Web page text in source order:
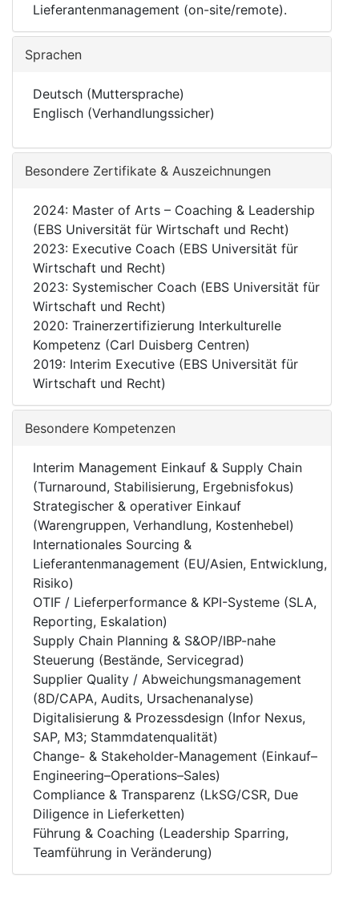
Lieferantenmanagement (on-site/remote).
Sprachen
Deutsch (Muttersprache)
Englisch (Verhandlungssicher)
Besondere Zertifikate & Auszeichnungen
2024: Master of Arts – Coaching & Leadership
(EBS Universität für Wirtschaft und Recht)
2023: Executive Coach (EBS Universität für
Wirtschaft und Recht)
2023: Systemischer Coach (EBS Universität für
Wirtschaft und Recht)
2020: Trainerzertifizierung Interkulturelle
Kompetenz (Carl Duisberg Centren)
2019: Interim Executive (EBS Universität für
Wirtschaft und Recht)
Besondere Kompetenzen
Interim Management Einkauf & Supply Chain
(Turnaround, Stabilisierung, Ergebnisfokus)
Strategischer & operativer Einkauf
(Warengruppen, Verhandlung, Kostenhebel)
Internationales Sourcing &
Lieferantenmanagement (EU/Asien, Entwicklung,
Risiko)
OTIF / Lieferperformance & KPI-Systeme (SLA,
Reporting, Eskalation)
Supply Chain Planning & S&OP/IBP-nahe
Steuerung (Bestände, Servicegrad)
Supplier Quality / Abweichungsmanagement
(8D/CAPA, Audits, Ursachenanalyse)
Digitalisierung & Prozessdesign (Infor Nexus,
SAP, M3; Stammdatenqualität)
Change- & Stakeholder-Management (Einkauf–
Engineering–Operations–Sales)
Compliance & Transparenz (LkSG/CSR, Due
Diligence in Lieferketten)
Führung & Coaching (Leadership Sparring,
Teamführung in Veränderung)